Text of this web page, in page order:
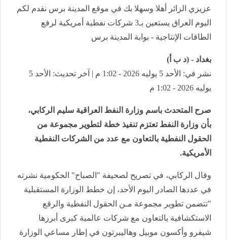
عزيزي الزائر أهلا وسهلا بك في موقع المدينة برس نقدم لكم
اليوم العراق يستعين بـ3 شركات نفطية أمريكية لرفع
الطاقات الإنتاجية - بوابة المدينة برس
بغداد - (د ب أ)
نشر في: الأحد 5 يوليه 2026 - 1:02 م | آخر تحديث: الأحد 5
يوليه 2026 - 1:02 م
صرح المتحدث باسم وزارة النفط العراقية سليم الركابي،
بأن وزارة النفط تعتزم تنفيذ خطة لتطوير مجموعة من
الحقول النفطية بالتعاون مع عدد من الشركات النفطية
الأمريكية.
وقال الركابي، في تصريح لصحيفة "الصباح" الحكومية نشرته
في عددها الصادر اليوم الأحد، إن خطط الوزارة المستقبلية
"تتضمن تطوير مجموعة مـن الحقول النفطية والرقع
الاستكشافية بالتعاون مع شركات عالمية كبرى أبرزها
شيفرو وأكسون موبيل وهاليبرتون في إطار مساعي الوزارة